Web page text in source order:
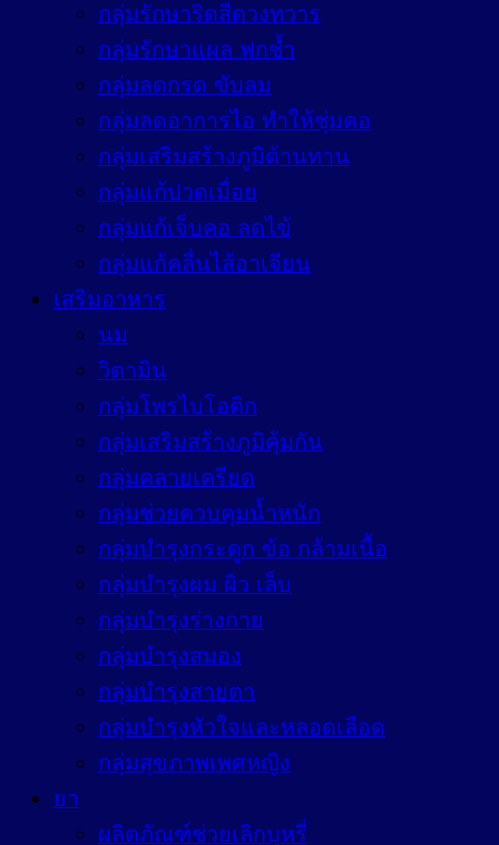
กลุ่มรักษาริดสีดวงทวาร
กลุ่มรักษาแผล ฟกช้ำ
กลุ่มลดกรด ขับลม
กลุ่มลดอาการไอ ทำให้ชุ่มคอ
กลุ่มเสริมสร้างภูมิต้านทาน
กลุ่มแก้ปวดเมื่อย
กลุ่มแก้เจ็บคอ ลดไข้
กลุ่มแก้คลื่นไส้อาเจียน
เสริมอาหาร
นม
วิตามิน
กลุ่มโพรไบโอติก
กลุ่มเสริมสร้างภูมิคุ้มกัน
กลุ่มคลายเครียด
กลุ่มช่วยควบคุมน้ำหนัก
กลุ่มบำรุงกระดูก ข้อ กล้ามเนื้อ
กลุ่มบำรุงผม ผิว เล็บ
กลุ่มบำรุงร่างกาย
กลุ่มบำรุงสมอง
กลุ่มบำรุงสายตา
กลุ่มบำรุงหัวใจและหลอดเลือด
กลุ่มสุขภาพเพศหญิง
ยา
ผลิตภัณฑ์ช่วยเลิกบุหรี่